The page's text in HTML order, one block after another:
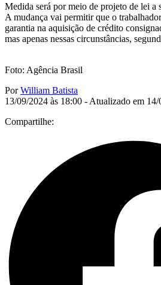
Medida será por meio de projeto de lei a
A mudança vai permitir que o
garantia na aquisição de crédito
mas apenas nessas circunstâncias,
Foto: Agência Brasil
PorWilliam Batista
13/09/2024 às 18:00 - Atualizado em
Compartilhe: